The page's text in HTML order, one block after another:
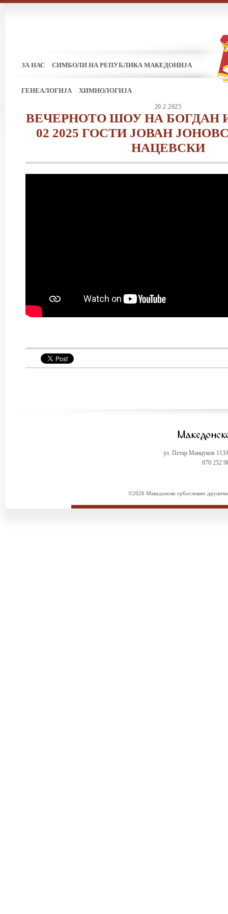
ЗА НАС СИМБОЛИ НА РЕПУБЛИКА МАКЕДОНИЈА
ГЕНЕАЛОГИЈА ХИМНОЛОГИЈА
20.2.2025
ВЕЧЕРНОТО ШОУ НА БОГДАН
02 2025 ГОСТИ ЈОВАН
НАЦЕВСКИ
ул. Петар Манџуков
070 252
©2026 Македонско грбословно